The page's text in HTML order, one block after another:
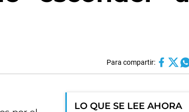
Para compartir:
LO QUE SE LEE AHORA